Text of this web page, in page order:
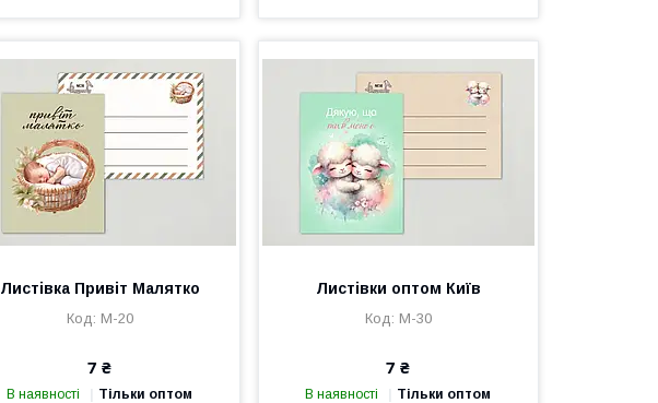
Листівка Привіт Малятко
М-20
7 ₴
В наявності Тільки оптом
Листівки оптом Київ
М-30
7 ₴
В наявності Тільки оптом